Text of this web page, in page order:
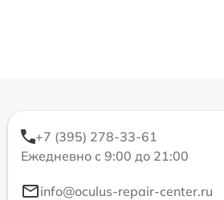
+7 (395) 278-33-61
Ежедневно с 9:00 до 21:00
info@oculus-repair-center.ru